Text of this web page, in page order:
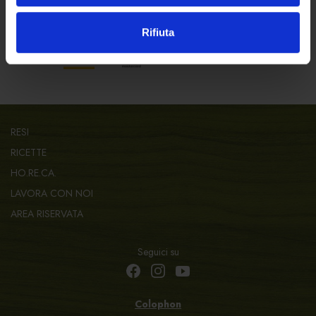
Rifiuta
RESI
RICETTE
HO.RE.CA.
LAVORA CON NOI
AREA RISERVATA
Seguici su
Colophon